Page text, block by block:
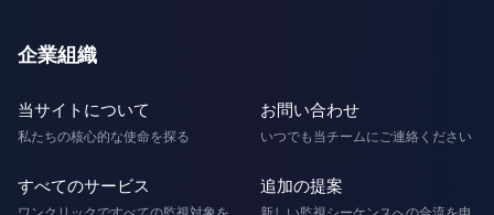
企業組織
当サイトについて
私たちの核心的な使命を探る
お問い合わせ
いつでも当チームにご連絡ください
すべてのサービス 追加の提案